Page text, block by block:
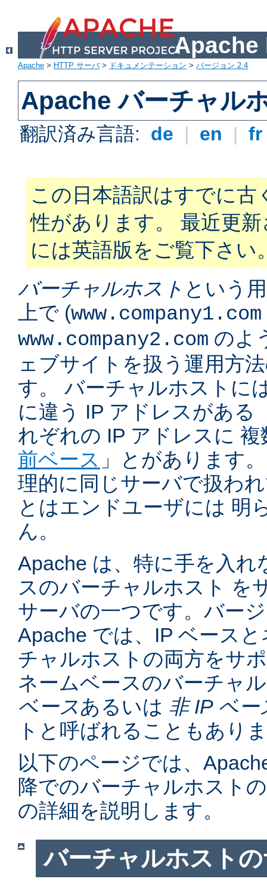
Apache
Apache > HTTP サーバ> ドキュメンテーション > バージョン 2.4
Apache バーチャル
翻訳済み言語: de | en |
この日本語訳はすでに古
性があります。 最近更
には英語版をご覧下さい
バーチャルホスト という
上で (www.company1.com
www.company2.com のよ
ェブサイトを扱う運用方
す。 バーチャルホストに
に違う IP アドレスがある
れぞれの IP アドレスに
前ベース 」とがあります
理的に同じサーバで扱わ
とはエンドユーザには 明
ん。
Apache は、特に手を入れ
スのバーチャルホスト を
サーバの一つです。バー
Apache では、IP ベース
チャルホストの両方をサ
ネームベースのバーチャ
ベースあるいは 非 IP ベー
トと呼ばれることもあり
以下のページでは、
降でのバーチャルホスト
の詳細を説明します。
バーチャルホスト